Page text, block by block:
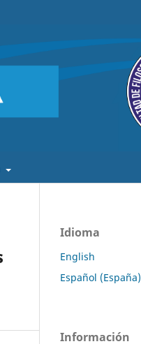
Idioma
English
Español (España)
Información